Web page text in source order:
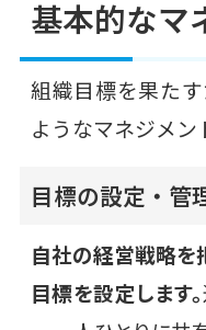
基本的なマ
組織目標を果た
ようなマネジメン
目標の設定・管
自社の経営戦略を
目標を設定します。